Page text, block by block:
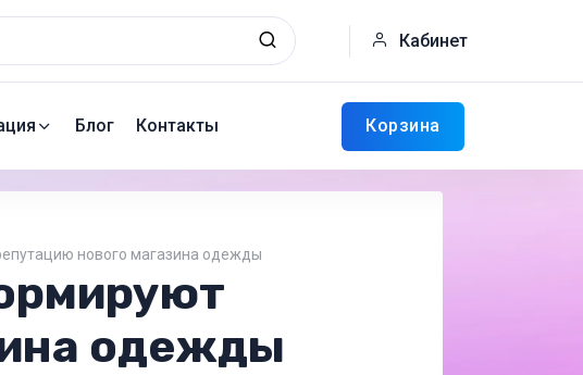
Кабинет
Блог Контакты Корзина
нового магазина одежды
одежды